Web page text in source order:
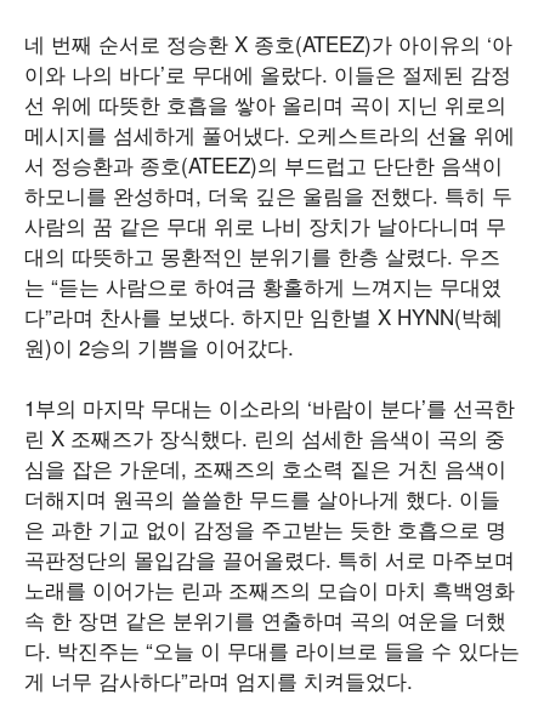
네 번째 순서로 정승환 X 종호(ATEEZ)가 아이유의 ‘아
이와 나의 바다’로 무대에 올랐다. 이들은 절제된 감정
선 위에 따뜻한 호흡을 쌓아 올리며 곡이 지닌 위로의
메시지를 섬세하게 풀어냈다. 오케스트라의 선율 위에
서 정승환과 종호(ATEEZ)의 부드럽고 단단한 음색이
하모니를 완성하며, 더욱 깊은 울림을 전했다. 특히 두
사람의 꿈 같은 무대 위로 나비 장치가 날아다니며 무
대의 따뜻하고 몽환적인 분위기를 한층 살렸다. 우즈
는 “듣는 사람으로 하여금 황홀하게 느껴지는 무대였
다”라며 찬사를 보냈다. 하지만 임한별 X HYNN(박혜
원)이 2승의 기쁨을 이어갔다.
1부의 마지막 무대는 이소라의 ‘바람이 분다’를 선곡한
린 X 조째즈가 장식했다. 린의 섬세한 음색이 곡의 중
심을 잡은 가운데, 조째즈의 호소력 짙은 거친 음색이
더해지며 원곡의 쓸쓸한 무드를 살아나게 했다. 이들
은 과한 기교 없이 감정을 주고받는 듯한 호흡으로 명
곡판정단의 몰입감을 끌어올렸다. 특히 서로 마주보며
노래를 이어가는 린과 조째즈의 모습이 마치 흑백영화
속 한 장면 같은 분위기를 연출하며 곡의 여운을 더했
다. 박진주는 “오늘 이 무대를 라이브로 들을 수 있다는
게 너무 감사하다”라며 엄지를 치켜들었다.